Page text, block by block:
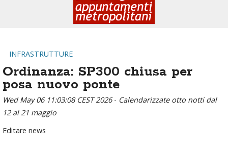
INFRASTRUTTURE
Ordinanza: SP300 chiusa per
posa nuovo ponte
Wed May 06 11:03:08 CEST 2026- Calendarizzate otto notti dal
12 al 21 maggio
Editare news